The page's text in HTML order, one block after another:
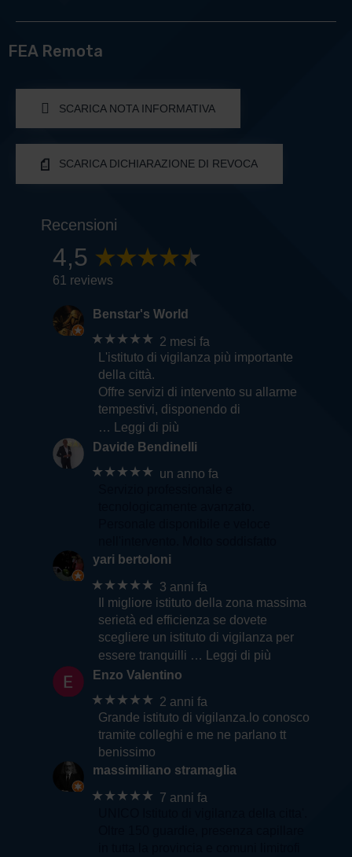
FEA Remota
SCARICA NOTA INFORMATIVA
SCARICA DICHIARAZIONE DI REVOCA
Recensioni
4,5
61 reviews
Benstar's World
★★★★★ 2 mesi fa
L'istituto di vigilanza più importante
della città.
Offre servizi di intervento su allarme
tempestivi, disponendo di
… Leggi di più
Davide Bendinelli
★★★★★ un anno fa
yari bertoloni
★★★★★ 3 anni fa
Il migliore istituto della zona massima
serietà ed efficienza se dovete
scegliere un istituto di vigilanza per
essere tranquilli … Leggi di più
Enzo Valentino
★★★★★ 2 anni fa
Grande istituto di vigilanza.lo conosco
tramite colleghi e me ne parlano tt
benissimo
massimiliano stramaglia
★★★★★ 7 anni fa